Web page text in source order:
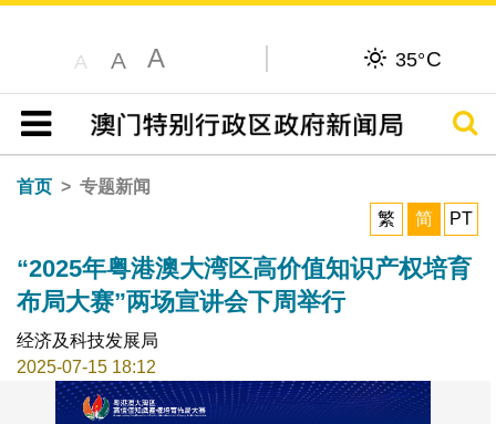
A A A 35°C
目录
搜寻
首页
专题新闻
繁
简 PT
“2025年粤港澳大湾区高价值知识产权培育
布局大赛”两场宣讲会下周举行
经济及科技发展局
2025-07-15 18:12